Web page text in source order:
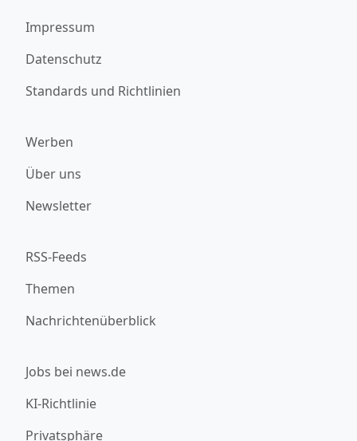
Impressum
Datenschutz
Standards und Richtlinien
Werben
Über uns
Newsletter
RSS-Feeds
Themen
Nachrichtenüberblick
Jobs bei news.de
KI-Richtlinie
Privatsphäre